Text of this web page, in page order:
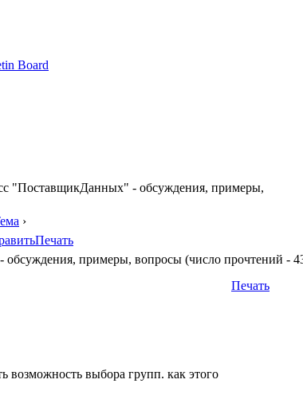
"ПоставщикДанных" - обсуждения, примеры,
›
Печать
примеры, вопросы (число прочтений -
Печать
выбора групп. как этого